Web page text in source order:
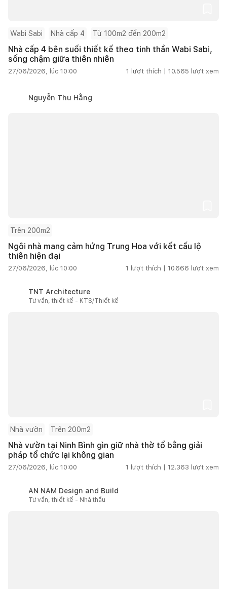
Wabi Sabi Nhà cấp 4 Từ 100m2 đến 200m2
Nhà cấp 4 bên suối thiết kế theo tinh thần Wabi Sabi,
sống chậm giữa thiên nhiên
27/06/2026, lúc 10:00 1 lượt thích | 10.565 lượt xem
Nguyễn Thu Hằng
Trên 200m2
Ngôi nhà mang cảm hứng Trung Hoa với kết cấu lộ
thiên hiện đại
27/06/2026, lúc 10:00 1 lượt thích | 10.666 lượt xem
TNT Architecture
Tư vấn, thiết kế - KTS/Thiết kế
Nhà vườn Trên 200m2
Nhà vườn tại Ninh Bình gìn giữ nhà thờ tổ bằng giải
pháp tổ chức lại không gian
27/06/2026, lúc 10:00 1 lượt thích | 12.363 lượt xem
AN NAM Design and Build
Tư vấn, thiết kế - Nhà thầu